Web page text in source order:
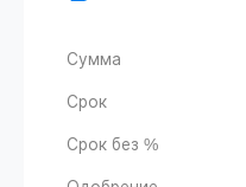
Сумма
Срок
Срок без %